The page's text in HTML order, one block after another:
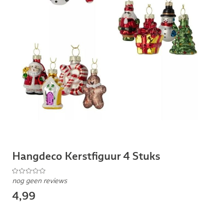
Hangdeco Kerstfiguur 4 Stuks
nog geen reviews
4,99